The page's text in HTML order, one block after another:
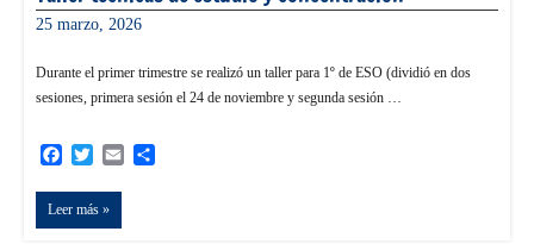
25 marzo, 2026
Durante el primer trimestre se realizó un taller para 1º de ESO (dividió en dos
sesiones, primera sesión el 24 de noviembre y segunda sesión …
FacebookTwitterEmail
Leer más